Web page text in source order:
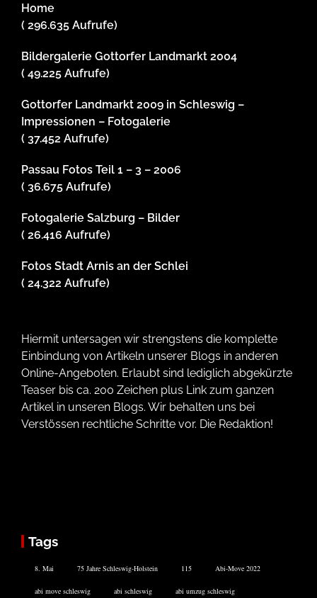
Home
( 296.635 Aufrufe)
Bildergalerie Gottorfer Landmarkt 2004
( 49.225 Aufrufe)
Gottorfer Landmarkt 2009 in Schleswig –
Impressionen – Fotogalerie
( 37.452 Aufrufe)
Passau Fotos Teil 1 – 3 – 2006
( 36.675 Aufrufe)
Fotogalerie Salzburg – Bilder
( 26.416 Aufrufe)
Fotos Stadt Arnis an der Schlei
( 24.322 Aufrufe)
Hiermit untersagen wir strengstens die komplette
Einbindung von Artikeln unserer Blogs in anderen
Online-Angeboten. Erlaubt sind lediglich abgekürzte
Teaser bis ca. 200 Zeichen plus Link zum ganzen
Artikel in unseren Blogs. Wir behalten uns bei
Verstössen rechtliche Schritte vor. Die Redaktion!
Tags
8. Mai 75 Jahre Schleswig-Holstein 115 Abi-Move 2022
abi move schleswig abi schleswig abi umzug schleswig